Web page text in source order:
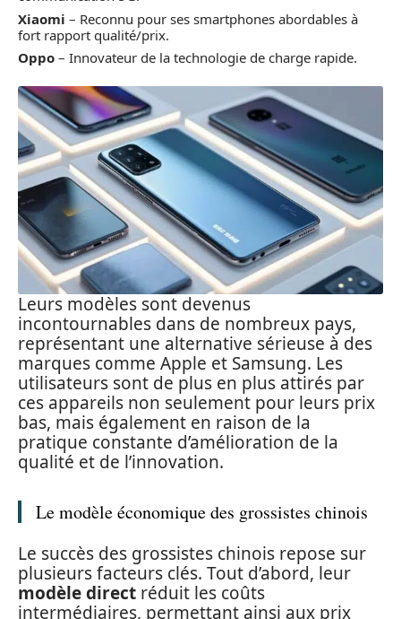
Xiaomi – Reconnu pour ses smartphones abordables à
fort rapport qualité/prix.
Oppo – Innovateur de la technologie de charge rapide.
Leurs modèles sont devenus
incontournables dans de nombreux pays,
représentant une alternative sérieuse à des
marques comme Apple et Samsung. Les
utilisateurs sont de plus en plus attirés par
ces appareils non seulement pour leurs prix
bas, mais également en raison de la
pratique constante d’amélioration de la
qualité et de l’innovation.
Le modèle économique des grossistes chinois
Le succès des grossistes chinois repose sur
plusieurs facteurs clés. Tout d’abord, leur
modèle direct réduit les coûts
intermédiaires, permettant ainsi aux prix